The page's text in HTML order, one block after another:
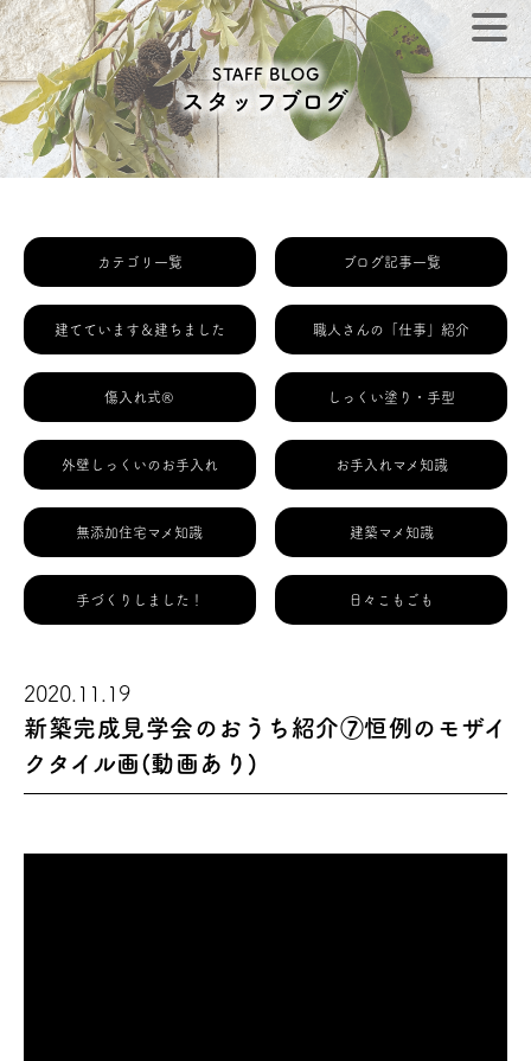
STAFF BLOG
スタッフブログ
カテゴリ一覧 ブログ記事一覧
建てています＆建ちました 職人さんの「仕事」紹介
傷入れ式® しっくい塗り・手型
外壁しっくいのお手入れ お手入れマメ知識
無添加住宅マメ知識 建築マメ知識
手づくりしました！ 日々こもごも
2020.11.19
新築完成見学会のおうち紹介⑦恒例のモザイ
クタイル画(動画あり)